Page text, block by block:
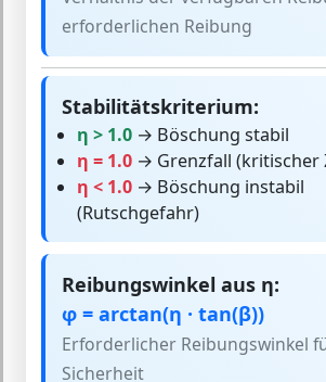
erforderlichen Reibung
Stabilitätskriterium:
η > 1.0 → Böschung stabil
η = 1.0 → Grenzfall (kritischer
η < 1.0 → Böschung instabil
(Rutschgefahr)
Reibungswinkel aus η:
φ = arctan(η · tan(β))
Erforderlicher Reibungswinkel
Sicherheit